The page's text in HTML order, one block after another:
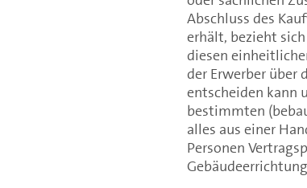
Abschluss des
erhält, bezieht
diesen
der Erwerber über
entscheiden kann
bestimmten
alles aus einer
Personen